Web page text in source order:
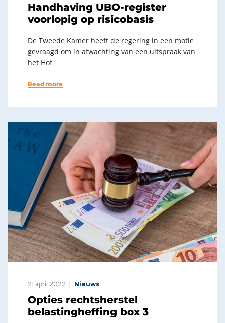
Handhaving UBO-register
voorlopig op risicobasis
De Tweede Kamer heeft de regering in een motie
gevraagd om in afwachting van een uitspraak van
het Hof
Read more
21 april 2022 Nieuws
Opties rechtsherstel
belastingheffing box 3